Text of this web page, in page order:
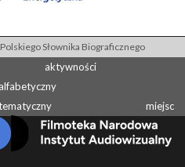
Słownika Biograficznego
aktywności
alfabetyczny
miejsc